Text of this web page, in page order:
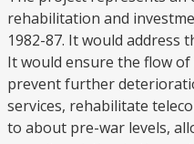
rehabilitation and
1982-87. It would address
It would ensure the flow
prevent further
services, rehabilitate
to about pre-war levels,